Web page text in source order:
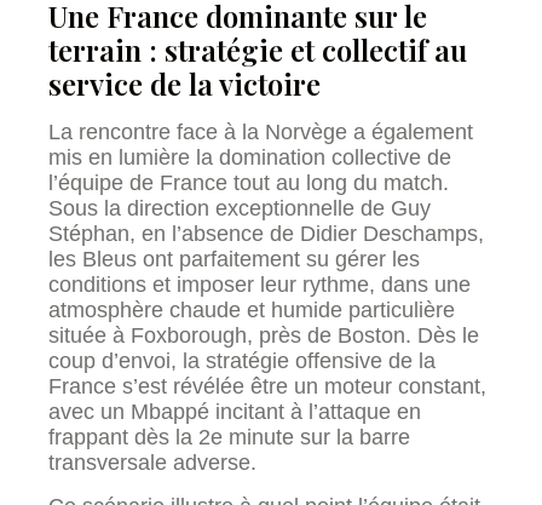
Une France dominante sur le
terrain : stratégie et collectif au
service de la victoire
La rencontre face à la Norvège a également
mis en lumière la domination collective de
l’équipe de France tout au long du match.
Sous la direction exceptionnelle de Guy
Stéphan, en l’absence de Didier Deschamps,
les Bleus ont parfaitement su gérer les
conditions et imposer leur rythme, dans une
atmosphère chaude et humide particulière
située à Foxborough, près de Boston. Dès le
coup d’envoi, la stratégie offensive de la
France s’est révélée être un moteur constant,
avec un Mbappé incitant à l’attaque en
frappant dès la 2e minute sur la barre
transversale adverse.